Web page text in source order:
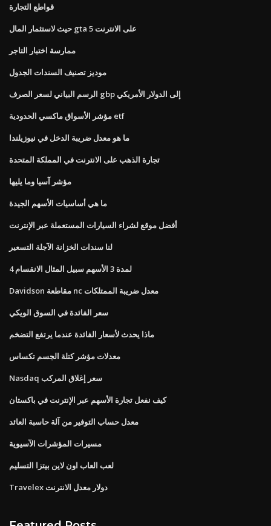
قواطع التجارة
حيث لاستثمار المال gta 5 على الانترنت
ممارسة اختبار التاجر
موديز تصنيف السندات الجدول
الرسم البياني لسعر الصرف gbp إلى الدولار الأمريكي
مؤشر الأسواق ماكسي الحدودية etf
ما هو معدل ضريبة الدخل في نيوزيلندا
تجارة الذهب على الانترنت في المملكة المتحدة
مؤشر آسيا وما يليها
ما هي أساسيات الأسهم الجيدة
أفضل موقع لشراء السيارات المستعملة عبر الإنترنت
لنا سندات الخزانة الآجلة التسعير
4 لمدة 3 الأسهم سبيل المثال الانقسام
Davidson مقاطعة nc معدل ضريبة الممتلكات
سعر الفائدة في السوق الويكي
ماذا يحدث لأسعار الفائدة عندما يرتفع التضخم
معدلات مؤشر كتلة الجسم تكساس
Nasdaq سعر إغلاق المركب
كيف نفعل تجارة الأسهم عبر الإنترنت في باكستان
معدل حساب التوفير من آلة حاسبة العائد
مسيرات المؤشرات الآسيوية
لعب العاب اون لاين بيتزا التسليم
Travelex دولار معدل الانترنت